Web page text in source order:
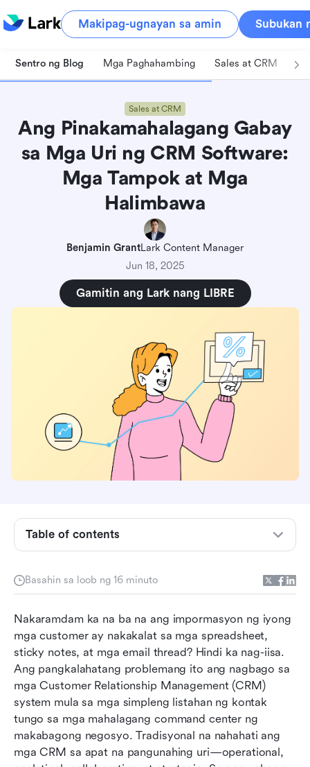
Makipag-ugnayan sa amin Subukan
Sentro ng Blog Mga Paghahambing Sales at CRM
Sales at CRM
Ang Pinakamahalagang Gabay
sa Mga Uri ng CRM Software:
Mga Tampok at Mga
Halimbawa
Benjamin GrantLark Content Manager
Jun 18, 2025
Gamitin ang Lark nang LIBRE
Basahin sa loob ng 16 minuto
Nakaramdam ka na ba na ang impormasyon ng iyong
mga customer ay nakakalat sa mga spreadsheet,
sticky notes, at mga email thread? Hindi ka nag-iisa.
Ang pangkalahatang problemang ito ang nagbago sa
mga Customer Relationship Management (CRM)
system mula sa mga simpleng listahan ng kontak
tungo sa mga mahalagang command center ng
makabagong negosyo. Tradisyonal na nahahati ang
mga CRM sa apat na pangunahing uri—operational,
Table of contents
Ano ang CRM software?
Paano pumili ng tamang uri ng CRM para sa
iyong negosyo
Pinakamahusay na mga kasanayan para sa
pagpapatupad ng CRM
Konklusyon
May kaugnayang pagbasa